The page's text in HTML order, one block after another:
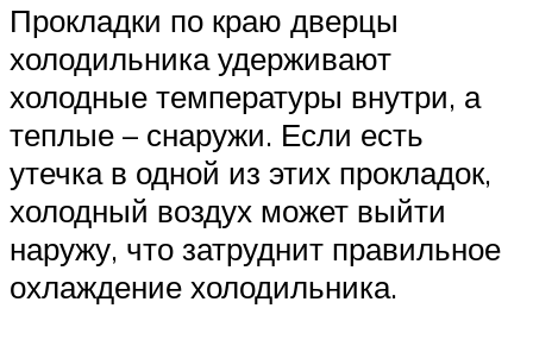
Прокладки по краю дверцы
холодильника удерживают
холодные температуры внутри, а
теплые – снаружи. Если есть
утечка в одной из этих прокладок,
холодный воздух может выйти
наружу, что затруднит правильное
охлаждение холодильника.